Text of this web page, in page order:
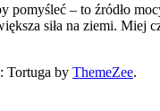
pomyśleć – to źródło
siła na ziemi. Miej
Tortuga by ThemeZee.